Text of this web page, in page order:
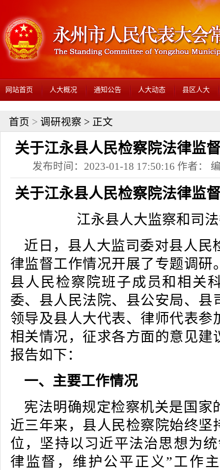
网站首页 人大概况 通知公告 人大动态 县区人大
首页 > 调研视察 > 正文
关于江永县人民检察院法律监
发布时间：2023-01-18 17:50:16 作者：
关于江永县人民检察院法律监
江永县人大监察和司
近日，县人大监司委对县人民
律监督工作情况开展了专题调研
县人民检察院班子成员和相关
委、县人民法院、县公安局、县
领导及县人大代表、律师代表参
相关情况，征求各方面的意见建
报告如下：
一、主要工作情况
宪法明确规定检察机关是国家
近三年来，县人民检察院始终坚
位，坚持以习近平法治思想为
律监督，维护公平正义”工作